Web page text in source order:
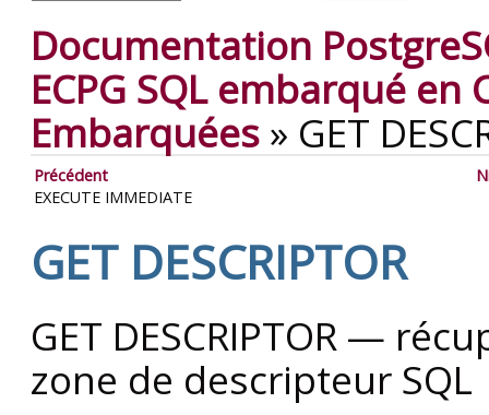
Documentation
ECPG SQLembarqué en
Embarquées » GET
Précédent
EXECUTE IMMEDIATE
GET DESCRIPTOR
GET DESCRIPTOR —
zone de descripteur SQL